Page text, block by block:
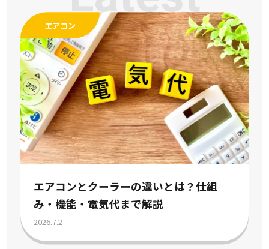
エアコン
エアコンとクーラーの違いとは？仕組
み・機能・電気代まで解説
2026.7.2